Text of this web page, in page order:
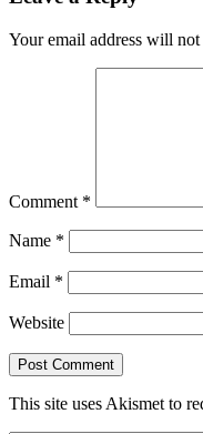
Your email address will not
Comment *
Name *
Email *
Website
This site uses Akismet to